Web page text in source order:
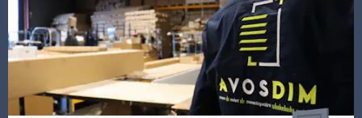
En
savoir
plus
sur
Axeptio
Les visuels du site sont la propriété intellectuelle d'Avosdim, toute
reproduction partielle ou totale est interdite.